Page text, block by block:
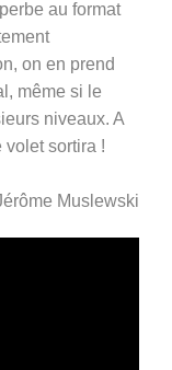
au format
on en prend
même si le
niveaux. A
volet sortira !
Muslewski